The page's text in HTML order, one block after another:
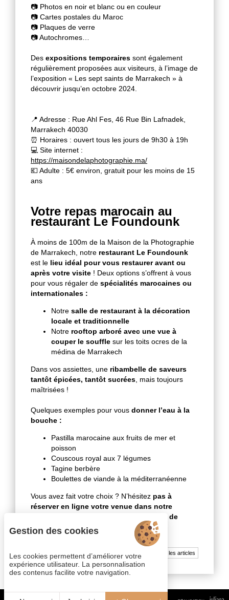
📷 Photos en noir et blanc ou en couleur
📷 Cartes postales du Maroc
📷 Plaques de verre
📷 Autochromes…
Des expositions temporaires sont également
régulièrement proposées aux visiteurs, à l’image de
l’exposition « Les sept saints de Marrakech » à
découvrir jusqu’en octobre 2024.
📍 Adresse : Rue Ahl Fes, 46 Rue Bin Lafnadek,
Marrakech 40030
⏰ Horaires : ouvert tous les jours de 9h30 à 19h
💻 Site internet :
https://maisondelaphotographie.ma/
💶 Adulte : 5€ environ, gratuit pour les moins de 15
ans
Votre repas marocain au
restaurant Le Foundounk
À moins de 100m de la Maison de la Photographie
de Marrakech, notre restaurant Le Foundounk
est le lieu idéal pour vous restaurer avant ou
après votre visite ! Deux options s’offrent à vous
pour vous régaler de spécialités marocaines ou
internationales :
Notre salle de restaurant à la décoration
locale et traditionnelle
Notre rooftop arboré avec une vue à
couper le souffle sur les toits ocres de la
médina de Marrakech
Dans vos assiettes, une ribambelle de saveurs
tantôt épicées, tantôt sucrées , mais toujours
maîtrisées !
Quelques exemples pour vous donner l’eau à la
bouche :
Pastilla marocaine aux fruits de mer et
poisson
Couscous royal aux 7 légumes
Tagine berbère
Boulettes de viande à la méditerranéenne
Vous avez fait votre choix ? N’hésitez pas à
réserver en ligne votre venue dans notre
dans le centre de
Marrakech !
Tous les articles
Gestion des cookies
Les cookies permettent d’améliorer votre
expérience utilisateur. La personnalisation
des contenus facilite votre navigation.